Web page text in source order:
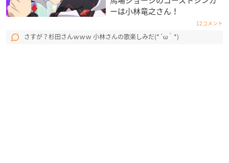
ーは小林竜之さん！
12コメント
さすが？杉田さんｗｗｗ 小林さんの歌楽しみだ(*´ω｀*)